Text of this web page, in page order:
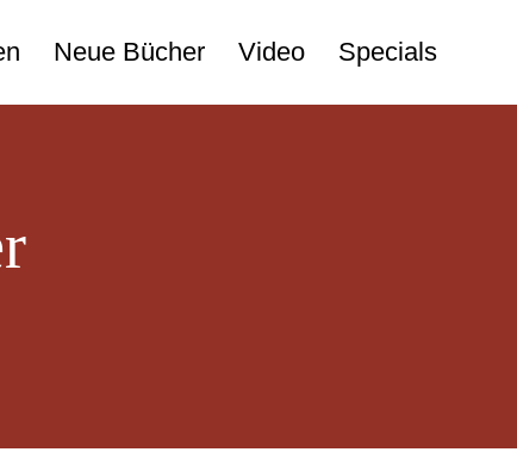
Neue Bücher Video Specials